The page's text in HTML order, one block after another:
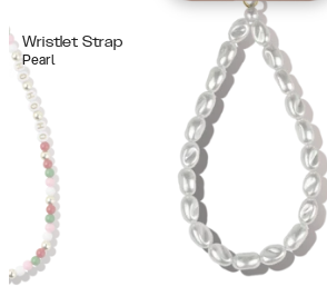
Wristlet Strap
Pearl